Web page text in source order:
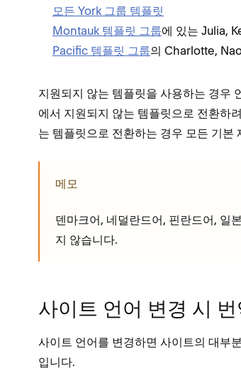
모든 York 그룹 템플릿
Montauk 템플릿 그룹에 있는 Julia,
Pacific 템플릿 그룹의 Charlotte,
지원되지 않는 템플릿을 사용하는 경우
에서 지원되지 않는 템플릿으로 전환하
는 템플릿으로 전환하는 경우 모든 기본
메모
덴마크어, 네덜란드어, 핀란드어, 일
지 않습니다.
사이트 언어 변경 시
사이트 언어를 변경하면 사이트의 대부
입니다.